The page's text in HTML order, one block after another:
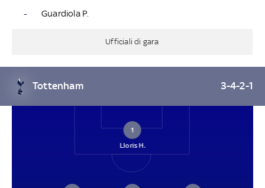
- Guardiola P.
Ufficiali di gara
Tottenham 3-4-2-1
1
Lloris H.